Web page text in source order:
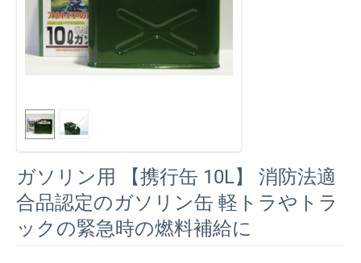
ガソリン用 【携行缶 10L】 消防法適
合品認定のガソリン缶 軽トラやトラ
ックの緊急時の燃料補給に